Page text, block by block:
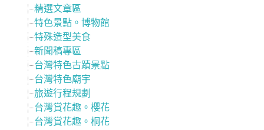
精選文章區
特色景點。博物館
特殊造型美食
新聞稿專區
台灣特色古蹟景點
台灣特色廟宇
旅遊行程規劃
台灣賞花趣。櫻花
台灣賞花趣。桐花